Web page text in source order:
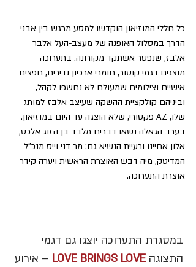
כל חללי המוזיאון הוקדשו למסע מרגש בין אבני
הדרך במסלול האופנה של מעצב-העל אלבר
אלבז, שנפטר אשתקד מקורונה. בתערוכה
מוצגים דגמי קוטור, חומרי ארכיון נדירים, חפצים
אישיים וצילומים שמעולם לא נחשפו לקהל,
וביניהם קולקציית ההשקה שעיצב אלבז למותג
שלו, AZ פקטורי, שלא הוצגה עד היום במוזיאון.
בערב הגאלה נשאו דברים מלבד בן הזוג אלכס,
אלון אחיינו ורעיית הנשיא גם: מר דני וייס מנכ"ל
המדיטק, מיה דבש האוצרת הראשית ויערה קידר
אוצרת התערוכה.
במסגרת התערוכה יוצגו גם דגמי
התצוגה LOVE BRINGS LOVE – אירוע